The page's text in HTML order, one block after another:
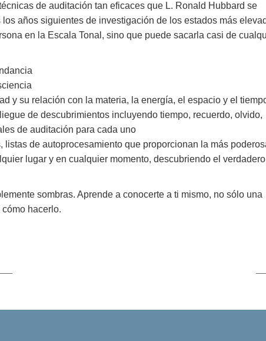
de auditación tan eficaces que L. Ronald Hubbard se
años siguientes de investigación de los estados más
en la Escala Tonal, sino que puede sacarla casi de
y su relación con la materia, la energía, el espacio y el
de descubrimientos incluyendo tiempo, recuerdo, olvido,
de auditación para cada uno
de autoprocesamiento que proporcionan la más
lugar y en cualquier momento, descubriendo el verdadero
sombras. Aprende a conocerte a ti mismo, no sólo una
cómo hacerlo.